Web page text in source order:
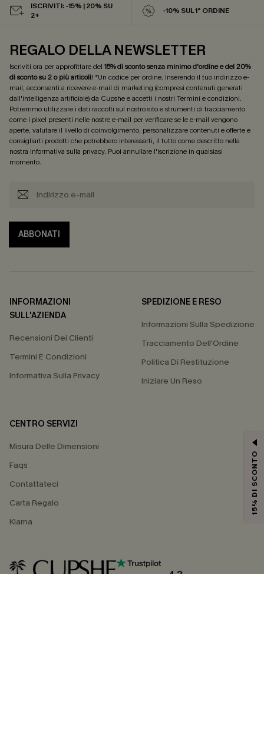
ISCRIVITI: -15% | 20% SU
2+
-10% SUL 1° ORDINE
REGALO DELLA NEWSLETTER
Iscriviti ora per approfittare del 15% di sconto senza minimo d'ordine e del 20%
di sconto su 2 o più articoli! *Un codice per ordine. Inserendo il tuo indirizzo e-
mail, acconsenti a ricevere e-mail di marketing (compresi contenuti generati
dall'intelligenza artificiale) da Cupshe e accetti i nostri Termini e condizioni.
Potremmo utilizzare i dati raccolti sul nostro sito e strumenti di tracciamento
come i pixel presenti nelle nostre e-mail per verificare se le e-mail vengono
aperte, valutare il livello di coinvolgimento, personalizzare contenuti e offerte e
consigliarti prodotti che potrebbero interessarti, il tutto come descritto nella
nostra Informativa sulla privacy. Puoi annullare l'iscrizione in qualsiasi
momento.
ABBONATI
INFORMAZIONI
SULL'AZIENDA
Recensioni Dei Clienti
Termini E Condizioni
Informativa Sulla Privacy
SPEDIZIONE E RESO
Informazioni Sulla Spedizione
Tracciamento Dell'Ordine
Politica Di Restituzione
Iniziare Un Reso
CENTRO SERVIZI
Misura Delle Dimensioni
Faqs
Contattateci
Carta Regalo
Klarna
4.3
15% DI SCONTO